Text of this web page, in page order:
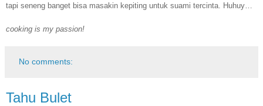
tapi seneng banget bisa masakin kepiting untuk suami tercinta. Huhuy…
cooking is my passion!
No comments:
Tahu Bulet